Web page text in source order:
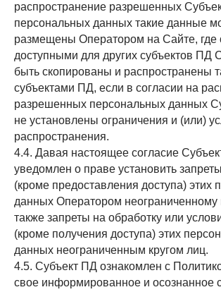
распространение разрешенных
персональных данных такие данные
размещены Оператором на Сайте, где
доступными для других субъектов ПД
быть скопированы и распространены
субъектами ПД, если в согласии на
разрешенных персональных данных
не установлены ограничения и (или)
распространения.
4.4. Давая настоящее согласие
уведомлен о праве установить
(кроме предоставления доступа) этих
данных Оператором неограниченному
также запреты на обработку или
(кроме получения доступа) этих
данных неограниченным кругом лиц.
4.5. Субъект ПД ознакомлен с
свое информированное и осознанное